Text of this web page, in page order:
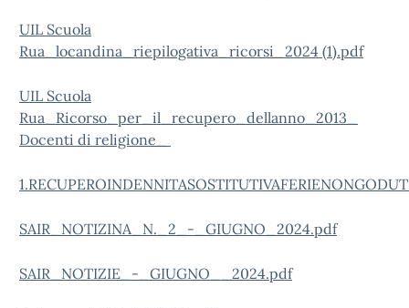
UIL Scuola
Rua_locandina_riepilogativa_ricorsi_2024 (1).pdf
UIL Scuola
Rua_Ricorso_per_il_recupero_dellanno_2013_
Docenti di religione_
SAIR_NOTIZINA_N._2_-_GIUGNO_2024.pdf
SAIR_NOTIZIE_-_GIUGNO__2024.pdf